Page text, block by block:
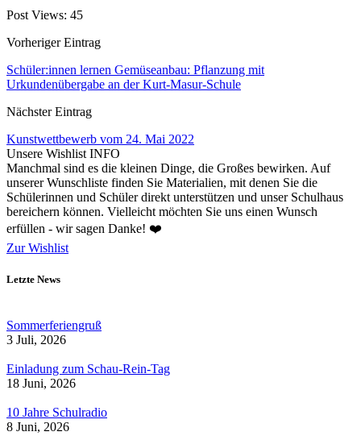
Post Views: 45
Vorheriger Eintrag
Schüler:innen lernen Gemüseanbau: Pflanzung mit
Urkundenübergabe an der Kurt-Masur-Schule
Nächster Eintrag
Kunstwettbewerb vom 24. Mai 2022
Unsere Wishlist INFO
Manchmal sind es die kleinen Dinge, die Großes bewirken. Auf
unserer Wunschliste finden Sie Materialien, mit denen Sie die
Schülerinnen und Schüler direkt unterstützen und unser Schulhaus
bereichern können. Vielleicht möchten Sie uns einen Wunsch
erfüllen - wir sagen Danke! ❤️
Zur Wishlist
Letzte News
Sommerferiengruß
3 Juli, 2026
Einladung zum Schau-Rein-Tag
18 Juni, 2026
10 Jahre Schulradio
8 Juni, 2026